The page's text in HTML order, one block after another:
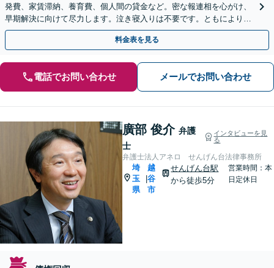
発費、家賃滞納、養育費、個人間の貸金など。密な報連相を心がけ、
早期解決に向けて尽力します。泣き寝入りは不要です。ともにより良
い解決方法を模索しましょう【せんげん台駅5分】
料金表を見る
電話でお問い合わせ メールでお問い合わせ
廣部 俊介 弁護
士
インタビューを見
る
弁護士法人アネロ せんげん台法律事務所
埼
玉
県
|
越
谷
市
せんげん台駅
から徒歩5分
営業時間：本
日定休日